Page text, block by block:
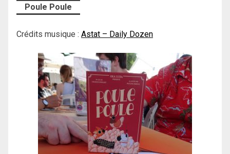
Poule Poule
Crédits musique : Astat – Daily Dozen